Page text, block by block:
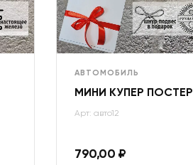
АВТОМОБИЛЬ
МИНИ КУПЕР ПОСТЕР
Арт: авто12
790,00 ₽